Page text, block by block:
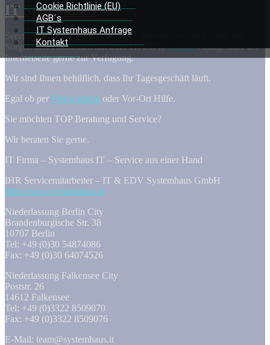
Cookie Richtlinie (EU)
AGB´s
IT Systemhaus Anfrage
Kontakt
IT Systemhaus
Servicemitarbeiter – Ihr IT & EDV Systemhaus steht Ihnen bei
Sorgen und Problemen mit Ihrer IT, EDV,TelefonAnlage oder der
Internetseite gerne zur Verfügung.
Wir sind Ihnen behilflich, dass Ihr Tagesgeschäft läuft.
Egal ob per Fernwartung oder Vor-Ort Hilfe.
Sie möchten TOP Beratung und Service?
Wir beraten Sie gerne.
IT Firma – Systemhaus IT – Service aus einer Hand
IHR Servicemitarbeiter – IT & EDV Systemhaus GmbH
https://www.systemhaus.it
Niederlassung Berlin City
Brandenburgische Str. 38
10707 Berlin
Tel: +49 (0)30 54874086
Fax: +49 (0)30 64074526
Niederlassung Falkensee City
Poststr. 26
14612 Falkensee
Tel: +49 (0)3322 8509070
Fax: +49 (0)3322 8509076
E-Mail: team@systemhaus.it